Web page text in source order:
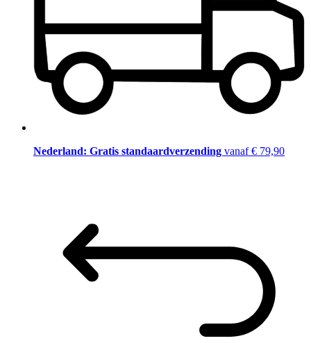
Nederland: Gratis standaardverzending vanaf € 79,90